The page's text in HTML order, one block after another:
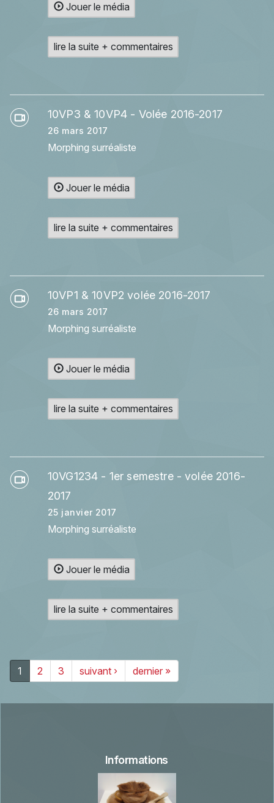
Jouer le média
lire la suite + commentaires
10VP3 & 10VP4 - Volée 2016-2017
26 mars 2017
Morphing surréaliste
Jouer le média
lire la suite + commentaires
10VP1 & 10VP2 volée 2016-2017
26 mars 2017
Morphing surréaliste
Jouer le média
lire la suite + commentaires
10VG1234 - 1er semestre - volée 2016-
2017
25 janvier 2017
Morphing surréaliste
Jouer le média
lire la suite + commentaires
1 2 3 suivant › dernier »
Informations